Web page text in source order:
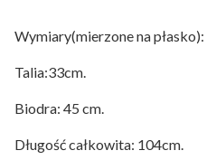
Wymiary(mierzone na płasko):
Talia:33cm.
Biodra: 45 cm.
Długość całkowita: 104cm.